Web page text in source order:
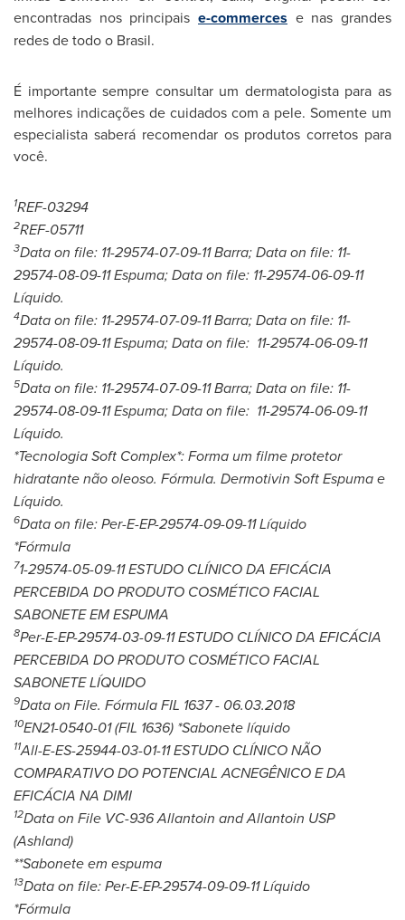
encontradas nos principais e-commerces e nas grandes
redes de todo o Brasil.
É importante sempre consultar um dermatologista para as
melhores indicações de cuidados com a pele. Somente um
especialista saberá recomendar os produtos corretos para
você.
1REF-03294
2REF-05711
3Data on file: 11-29574-07-09-11Barra; Data on file: 11-
29574-08-09-11Espuma; Data on file: 11-29574-06-09-11
Líquido.
4Data on file: 11-29574-07-09-11Barra; Data on file: 11-
29574-08-09-11Espuma; Data on file: 11-29574-06-09-11
Líquido.
5Data on file: 11-29574-07-09-11Barra; Data on file: 11-
29574-08-09-11Espuma; Data on file: 11-29574-06-09-11
Líquido.
*Tecnologia Soft Complex*: Forma um filme protetor
hidratante não oleoso. Fórmula. Dermotivin Soft Espuma e
Líquido.
6Data on file: Per-E-EP-29574-09-09-11Líquido
*Fórmula
71-29574-05-09-11ESTUDO CLÍNICO DA EFICÁCIA
PERCEBIDA DO PRODUTO COSMÉTICO FACIAL
SABONETE EM ESPUMA
8Per-E-EP-29574-03-09-11ESTUDO CLÍNICO DA EFICÁCIA
PERCEBIDA DO PRODUTO COSMÉTICO FACIAL
SABONETE LÍQUIDO
9Data on File. Fórmula FIL 1637 - 06.03.2018
10EN21-0540-01 (FIL 1636) *Sabonete líquido
11All-E-ES-25944-03-01-11ESTUDO CLÍNICO NÃO
COMPARATIVO DO POTENCIAL ACNEGÊNICO E DA
EFICÁCIA NA DIMI
12Data on File VC-936 Allantoin and Allantoin USP
(Ashland)
**Sabonete em espuma
13Data on file: Per-E-EP-29574-09-09-11Líquido
*Fórmula